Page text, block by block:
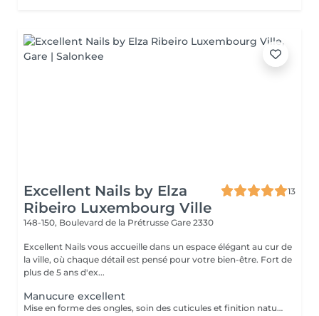
Excellent Nails by Elza
Ribeiro Luxembourg Ville
13
148-150, Boulevard de la Prétrusse Gare 2330
Excellent Nails vous accueille dans un espace élégant au cur de
la ville, où chaque détail est pensé pour votre bien-être. Fort de
plus de 5 ans d'ex...
Manucure excellent
Mise en forme des ongles, soin des cuticules et finition naturelle pour des mains propres et soignée.